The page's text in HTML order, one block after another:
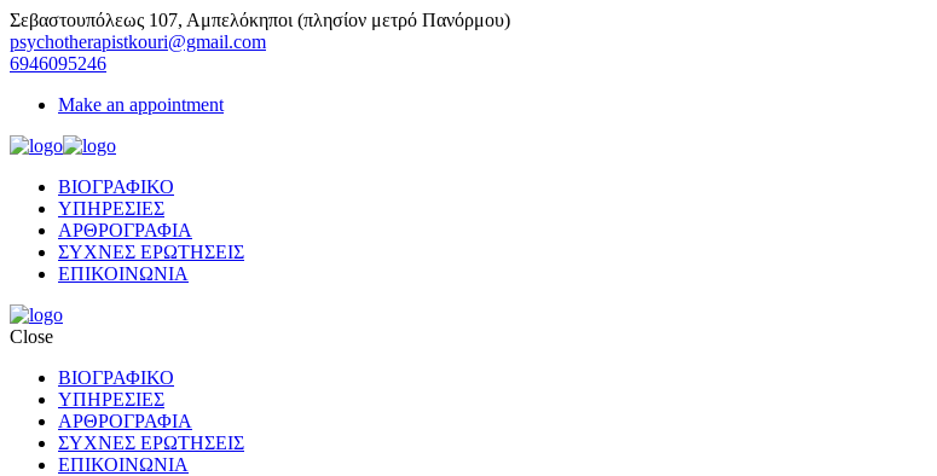
Σεβαστουπόλεως 107, Αμπελόκηποι (πλησίον μετρό Πανόρμου)
psychotherapistkouri@gmail.com
6946095246
Make an appointment
ΒΙΟΓΡΑΦΙΚΟ
ΥΠΗΡΕΣΙΕΣ
ΑΡΘΡΟΓΡΑΦΙΑ
ΣΥΧΝΕΣ ΕΡΩΤΗΣΕΙΣ
ΕΠΙΚΟΙΝΩΝΙΑ
Close
ΒΙΟΓΡΑΦΙΚΟ
ΥΠΗΡΕΣΙΕΣ
ΑΡΘΡΟΓΡΑΦΙΑ
ΣΥΧΝΕΣ ΕΡΩΤΗΣΕΙΣ
ΕΠΙΚΟΙΝΩΝΙΑ